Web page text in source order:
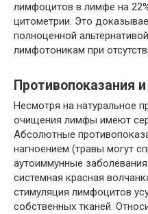
лимфоцитов в лимфе на
цитометрии. Это
полноценной
лимфотоникам при
Противопоказания
Несмотря на натуральное
очищения лимфы имеют
Абсолютные
нагноением (травы могут
аутоиммунные
системная красная
стимуляция лимфоцитов
собственных тканей.